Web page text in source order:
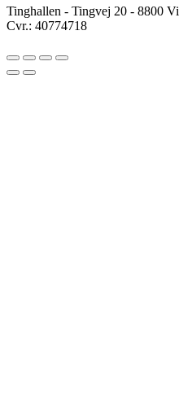
Tinghallen - Tingvej 20 - 8800
Cvr.: 40774718